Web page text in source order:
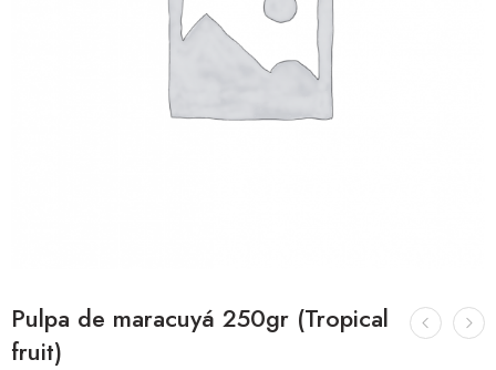
Pulpa de maracuyá 250gr (Tropical
fruit)